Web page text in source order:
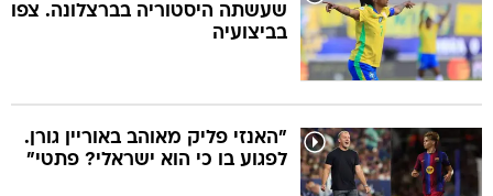
שעשתה היסטוריה בברצלונה. צפו
בביצועיה
"האנזי פליק מאוהב באוריין גורן.
לפגוע בו כי הוא ישראלי? פתטי"